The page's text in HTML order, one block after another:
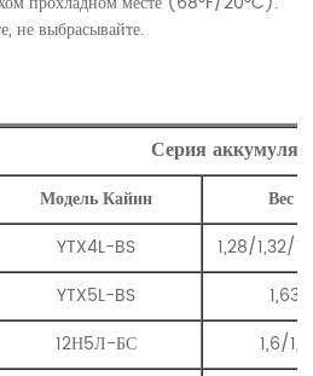
не выбрасывайте.
Серия
Модель Кайин
Вес
YTX4L-BS
1,28/1,32/
YTX5L-BS
12Н5Л-БС
1,6/